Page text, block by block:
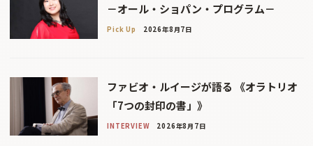
－オール・ショパン・プログラム－
Pick Up 2026年8月7日
ファビオ・ルイージが語る 《オラトリオ
「7つの封印の書」》
INTERVIEW 2026年8月7日